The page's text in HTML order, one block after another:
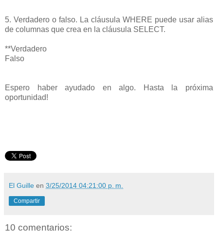
5. Verdadero o falso. La cláusula WHERE puede usar alias
de columnas que crea en la cláusula SELECT.
**Verdadero
Falso
Espero haber ayudado en algo. Hasta la próxima
oportunidad!
El Guille en 3/25/2014 04:21:00 p. m.
Compartir
10 comentarios: